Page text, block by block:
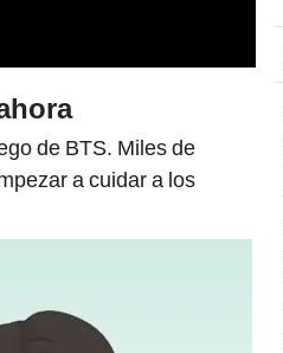
de BTS. Miles de
a cuidar a los